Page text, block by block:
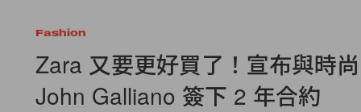
Fashion
Zara 又要更好買了！宣布與時
John Galliano 簽下 2 年合約